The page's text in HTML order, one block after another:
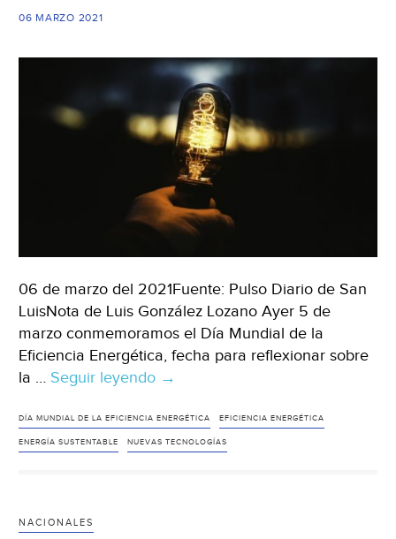
grifo
gracias
a
la
energía
la
06 MARZO 2021
06 de marzo del 2021Fuente: Pulso Diario de San
LuisNota de Luis González Lozano Ayer 5 de
marzo conmemoramos el Día Mundial de la
Eficiencia Energética, fecha para reflexionar sobre
la … Seguir leyendo Eficiencia
(Pulso
Diario
→
DÍA MUNDIAL DE LA EFICIENCIA ENERGÉTICA EFICIENCIA ENERGÉTICA
ENERGÍA SUSTENTABLE NUEVAS TECNOLOGÍAS
NACIONALES